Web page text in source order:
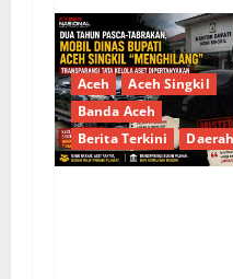
Aceh
Aceh Singkil
Banda Aceh
Berita Terkini
Daerah